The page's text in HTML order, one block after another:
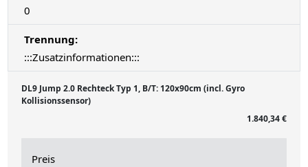
0
Trennung:
:::Zusatzinformationen:::
DL9 Jump 2.0 Rechteck Typ 1, B/T: 120x90cm (incl. Gyro
Kollisionssensor)
1.840,34 €
Preis